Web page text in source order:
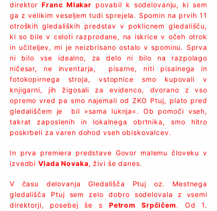
direktorFranc Mlakar povabil k sodelovanju, ki sem
ga z velikim veseljem tudi sprejela. Spomin na prvih 11
otroških gledaliških predstav v poklicnem gledališču,
ki so bile v celoti razprodane, na iskrice v očeh otrok
in učiteljev, mi je neizbrisano ostalo v spominu. Sprva
ni bilo vse idealno, za delo ni bilo na razpolago
ničesar, ne inventarja, pisarne, niti pisalnega in
fotokopirnega stroja, vstopnice smo kupovali v
knjigarni, jih žigosali za evidenco, dvorano z vso
opremo vred pa smo najemali od ZKO Ptuj, plato pred
gledališčem je bil »sama luknja«. Ob pomoči vseh,
takrat zaposlenih in lokalnega obrtnika, smo hitro
poskrbeli za varen dohod vseh obiskovalcev.
In prva premiera predstave Govor malemu človeku v
izvedbi Vlada Novaka, živi še danes.
V času delovanja Gledališča Ptuj oz. Mestnega
gledališča Ptuj sem zelo dobro sodelovala z vsemi
direktorji, posebej še s Petrom Srpčičem. Od 1.